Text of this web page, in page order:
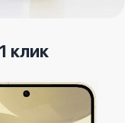
клик